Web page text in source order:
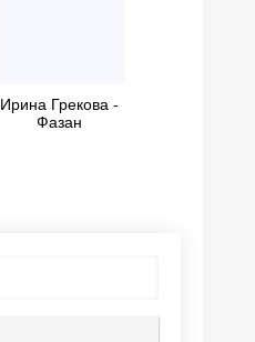
Ирина Грекова -
Фазан